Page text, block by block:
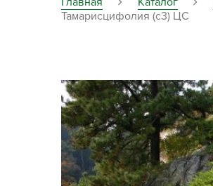
Ёмкости для рассады и
растений,
проращиватели
Картофель семенной
Тамарисцифолия (c3) ЦС